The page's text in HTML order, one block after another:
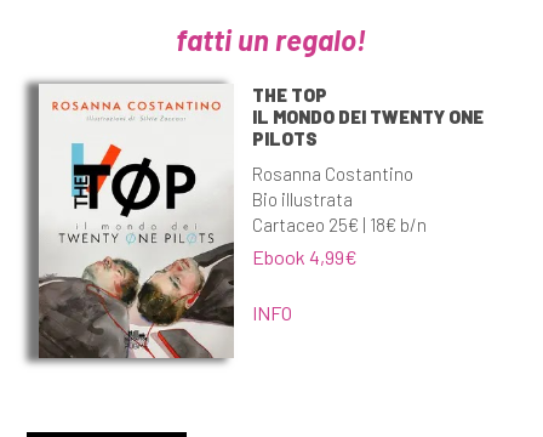
fatti un regalo!
THE TOP
IL MONDO DEI TWENTY ONE
PILOTS
Rosanna Costantino
Bio illustrata
Cartaceo 25€ | 18€ b/n
Ebook 4,99€
INFO